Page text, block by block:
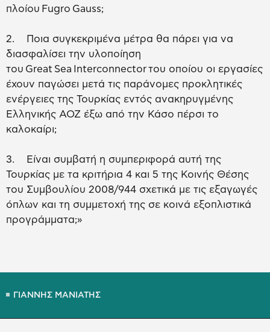
πλοίου Fugro Gauss;
2. Ποια συγκεκριμένα μέτρα θα πάρει για να
διασφαλίσει την υλοποίηση
του Great Sea Interconnector του οποίου οι εργασίες
έχουν παγώσει μετά τις παράνομες προκλητικές
ενέργειες της Τουρκίας εντός ανακηρυγμένης
Ελληνικής ΑΟΖ έξω από την Κάσο πέρσι το
καλοκαίρι;
3. Είναι συμβατή η συμπεριφορά αυτή της
Τουρκίας με τα κριτήρια 4 και 5 της Κοινής Θέσης
του Συμβουλίου 2008/944 σχετικά με τις εξαγωγές
όπλων και τη συμμετοχή της σε κοινά εξοπλιστικά
προγράμματα;»
ΓΙΑΝΝΗΣ ΜΑΝΙΑΤΗΣ